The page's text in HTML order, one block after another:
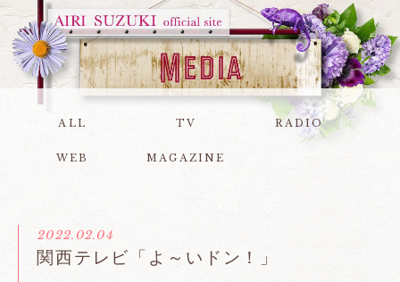
ALL TV RADIO
WEB MAGAZINE
2022.02.04
関西テレビ「よ～いドン！」